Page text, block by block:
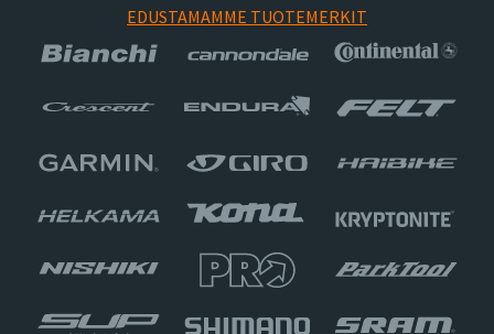
EDUSTAMAMME TUOTEMERKIT